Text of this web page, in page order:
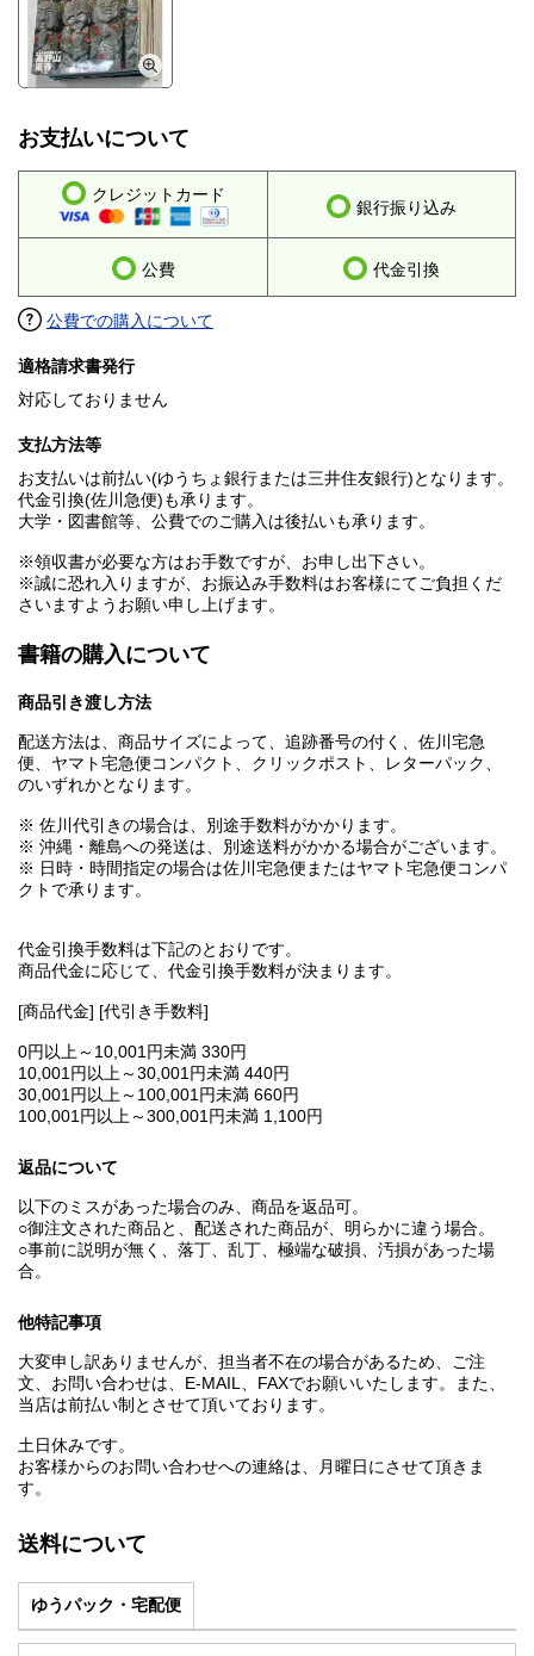
お支払いについて
クレジットカード
銀行振り込み
公費 代金引換
公費での購入について
適格請求書発行
対応しておりません
支払方法等
お支払いは前払い(ゆうちょ銀行または三井住友銀行)となります。
代金引換(佐川急便)も承ります。
大学・図書館等、公費でのご購入は後払いも承ります。
※領収書が必要な方はお手数ですが、お申し出下さい。
※誠に恐れ入りますが、お振込み手数料はお客様にてご負担くだ
さいますようお願い申し上げます。
書籍の購入について
商品引き渡し方法
配送方法は、商品サイズによって、追跡番号の付く、佐川宅急
便、ヤマト宅急便コンパクト、クリックポスト、レターパック、
のいずれかとなります。
※ 佐川代引きの場合は、別途手数料がかかります。
※ 沖縄・離島への発送は、別途送料がかかる場合がございます。
※ 日時・時間指定の場合は佐川宅急便またはヤマト宅急便コンパ
クトで承ります。
代金引換手数料は下記のとおりです。
商品代金に応じて、代金引換手数料が決まります。
[商品代金] [代引き手数料]
0円以上～10,001円未満 330円
10,001円以上～30,001円未満 440円
30,001円以上～100,001円未満 660円
100,001円以上～300,001円未満 1,100円
返品について
以下のミスがあった場合のみ、商品を返品可。
○御注文された商品と、配送された商品が、明らかに違う場合。
○事前に説明が無く、落丁、乱丁、極端な破損、汚損があった場
合。
他特記事項
大変申し訳ありませんが、担当者不在の場合があるため、ご注
文、お問い合わせは、E‐MAIL、FAXでお願いいたします。また、
当店は前払い制とさせて頂いております。
土日休みです。
お客様からのお問い合わせへの連絡は、月曜日にさせて頂きま
す。
送料について
ゆうパック・宅配便